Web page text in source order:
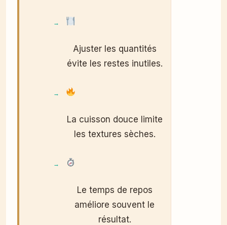
Ajuster les quantités
évite les restes inutiles.
La cuisson douce limite
les textures sèches.
Le temps de repos
améliore souvent le
résultat.